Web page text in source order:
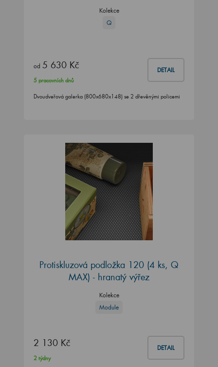
Kolekce
Q
od 5 630 Kč DETAIL
5 pracovních dnů
Dvoudveřová galerka (800x680x148) se 2 dřevěnými policemi
Protiskluzová podložka 120 (4 ks, Q
MAX) - hranatý výřez
Kolekce
Module
2 130 Kč DETAIL
2 týdny